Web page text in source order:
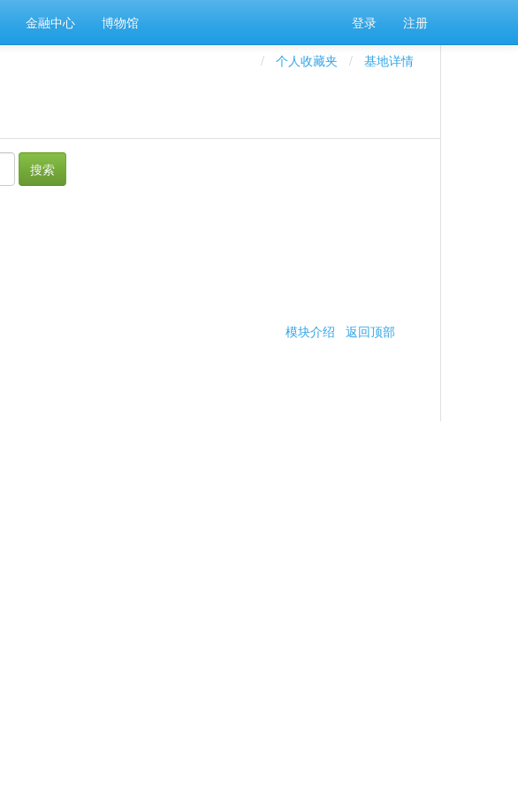
金融中心 博物馆 登录 注册
基地详情
个人收藏夹
搜索
模块介绍 返回顶部